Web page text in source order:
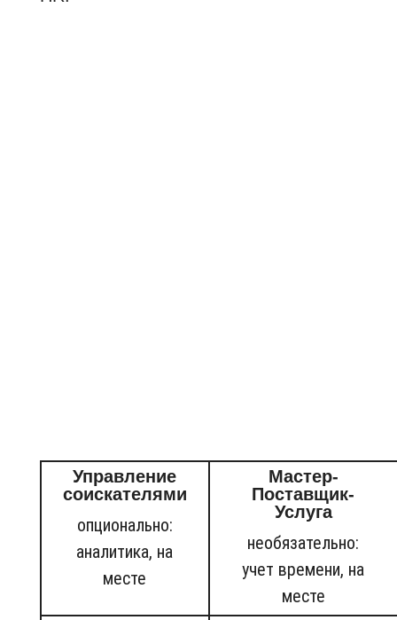
Управление
соискателями
опционально:
аналитика, на
месте
Мастер-
Поставщик-
Услуга
необязательно:
учет времени, на
месте